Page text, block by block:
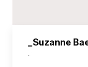
_Suzanne
-